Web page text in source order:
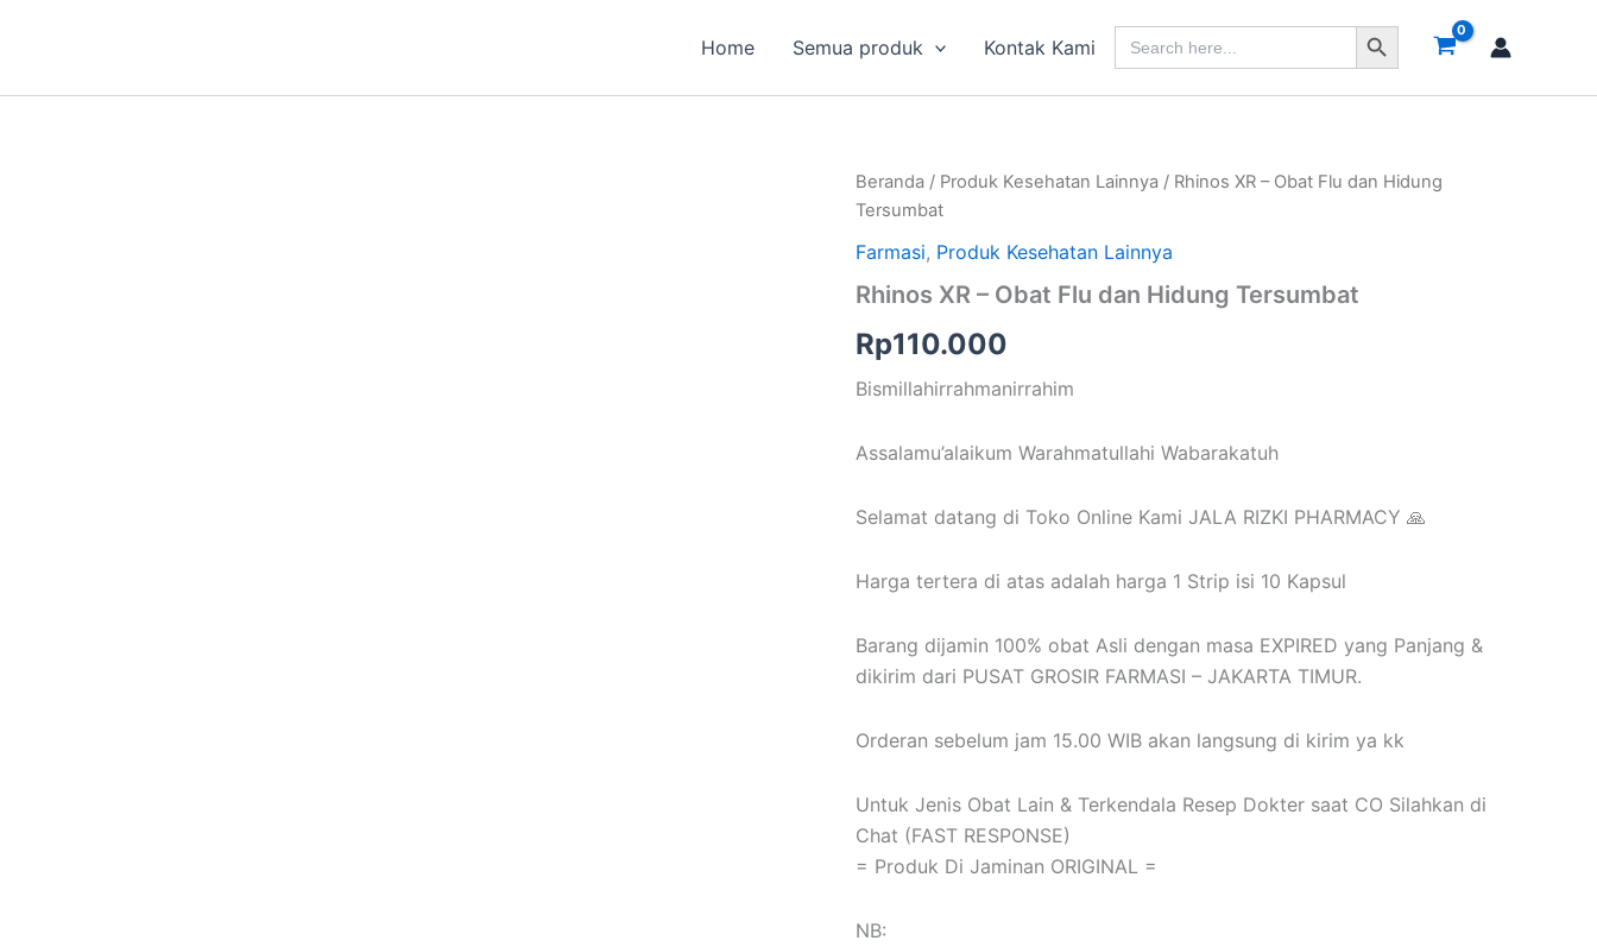
Home Semua produk Kontak Kami
Search
for:
Search Button
Beranda / Produk Kesehatan Lainnya / Rhinos XR – Obat Flu dan Hidung
Tersumbat
Farmasi, Produk Kesehatan Lainnya
Rhinos XR – Obat Flu dan Hidung Tersumbat
Rp110.000
Bismillahirrahmanirrahim
Assalamu’alaikum Warahmatullahi Wabarakatuh
Selamat datang di Toko Online Kami JALA RIZKI PHARMACY 🙏
Harga tertera di atas adalah harga 1 Strip isi 10 Kapsul
Barang dijamin 100% obat Asli dengan masa EXPIRED yang Panjang &
dikirim dari PUSAT GROSIR FARMASI – JAKARTA TIMUR.
Orderan sebelum jam 15.00 WIB akan langsung di kirim ya kk
Untuk Jenis Obat Lain & Terkendala Resep Dokter saat CO Silahkan di
Chat (FAST RESPONSE)
= Produk Di Jaminan ORIGINAL =
NB:
Kuantitas
Rhinos
–
Flu
Hidung